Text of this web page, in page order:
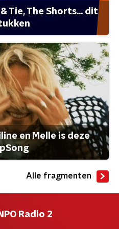
Tie, The Shorts... dit
en Melle is deze
Alle fragmenten
Radio 2